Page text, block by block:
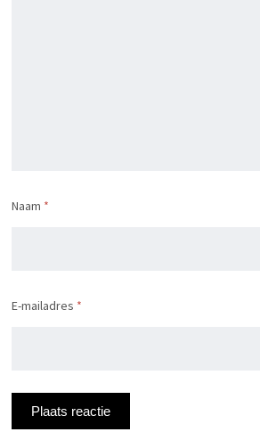
Naam *
E-mailadres *